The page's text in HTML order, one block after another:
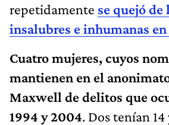
repetidamente se quejó
insalubres e inhumanas
Cuatro mujeres, cuyos
mantienen en el
Maxwell de delitos que
1994 y 2004. Dos tenían 14